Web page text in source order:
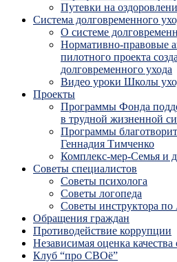
Путевки на
Система долговременного
О системе
Нормативно-правовые
пилотного проекта
долговременного ухода
Видео уроки Школы
Проекты
Программы Фонда
в трудной жизненной
Программы
Геннадия Тимченко
Комплекс-мер-Семья и
Советы специалистов
Советы психолога
Советы логопеда
Советы инструктора
Обращения граждан
Противодействие коррупции
Независимая оценка
Клуб “про СВОё”